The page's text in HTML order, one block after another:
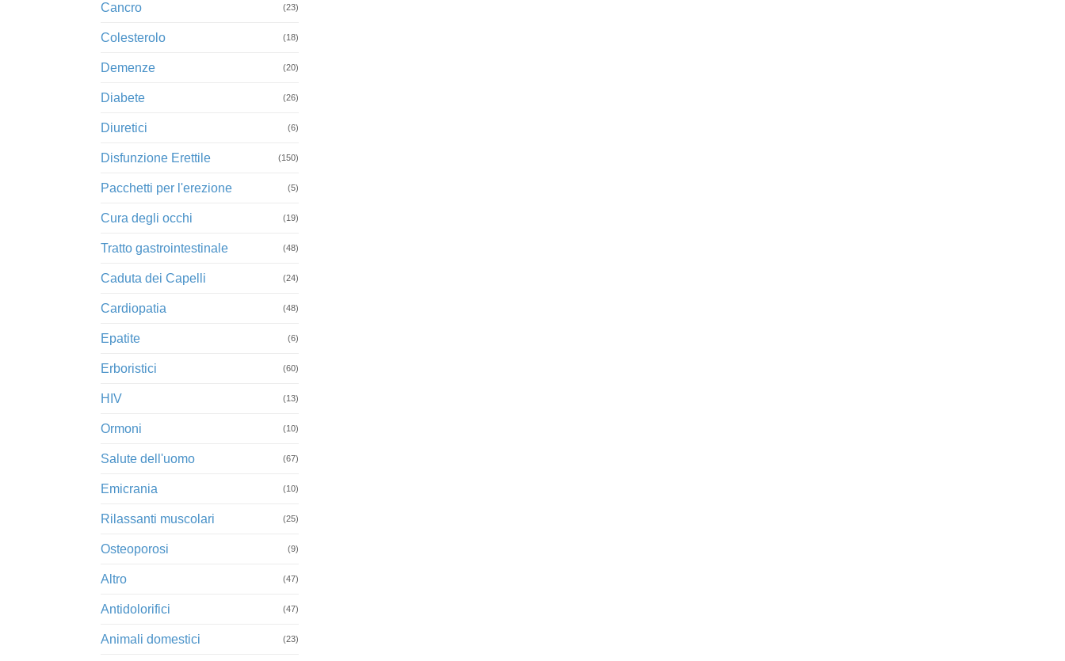
Cancro (23)
Colesterolo (18)
Demenze (20)
Diabete (26)
Diuretici (6)
Disfunzione Erettile (150)
Pacchetti per l'erezione (5)
Cura degli occhi (19)
Tratto gastrointestinale (48)
Caduta dei Capelli (24)
Cardiopatia (48)
Epatite (6)
Erboristici (60)
HIV (13)
Ormoni (10)
Salute dell'uomo (67)
Emicrania (10)
Rilassanti muscolari (25)
Osteoporosi (9)
Altro (47)
Antidolorifici (47)
Animali domestici (23)